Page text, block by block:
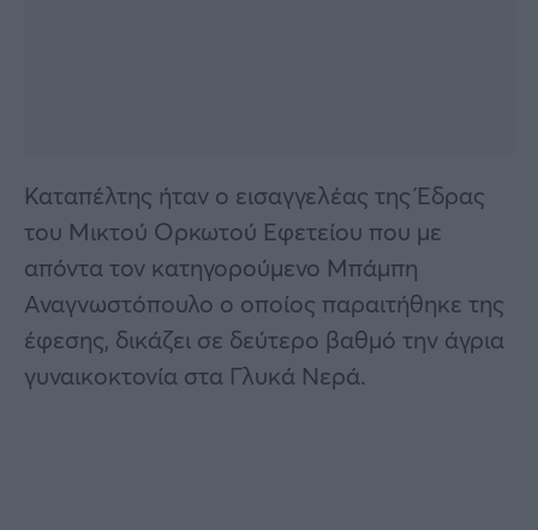
Καταπέλτης ήταν ο εισαγγελέας της Έδρας
του Μικτού Ορκωτού Εφετείου που με
απόντα τον κατηγορούμενο Μπάμπη
Αναγνωστόπουλο ο οποίος παραιτήθηκε της
έφεσης, δικάζει σε δεύτερο βαθμό την άγρια
γυναικοκτονία στα Γλυκά Νερά.